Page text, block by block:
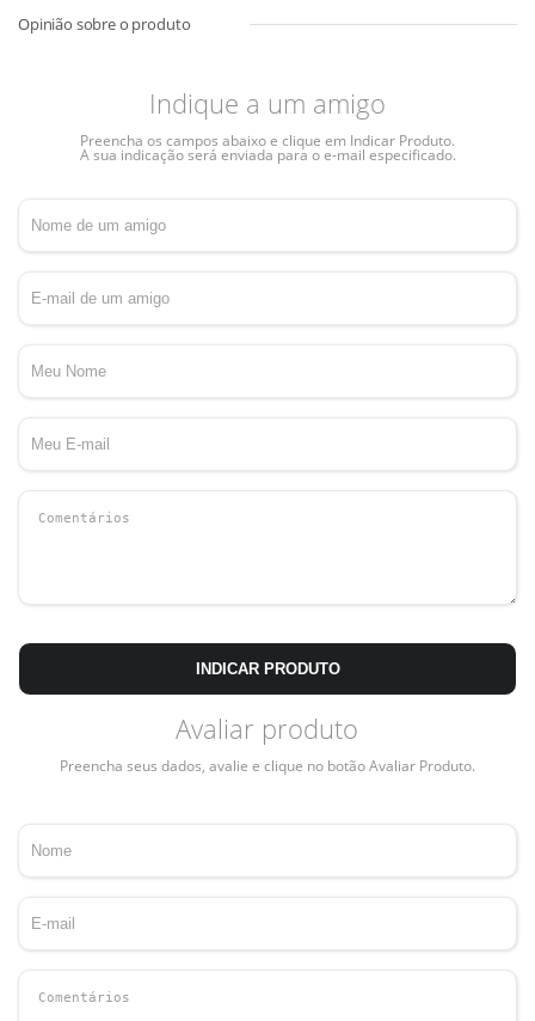
Indique a um amigo
Preencha os campos abaixo e clique em Indicar Produto.
A sua indicação será enviada para o e-mail especificado.
INDICAR PRODUTO
Avaliar produto
Preencha seus dados, avalie e clique no botão Avaliar Produto.